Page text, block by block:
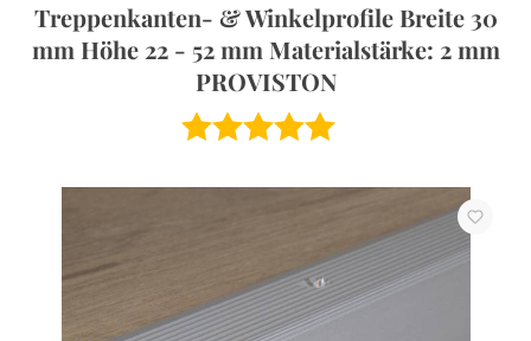
Treppenkanten- & Winkelprofile Breite 30
mm Höhe 22 - 52 mm Materialstärke: 2 mm
PROVISTON